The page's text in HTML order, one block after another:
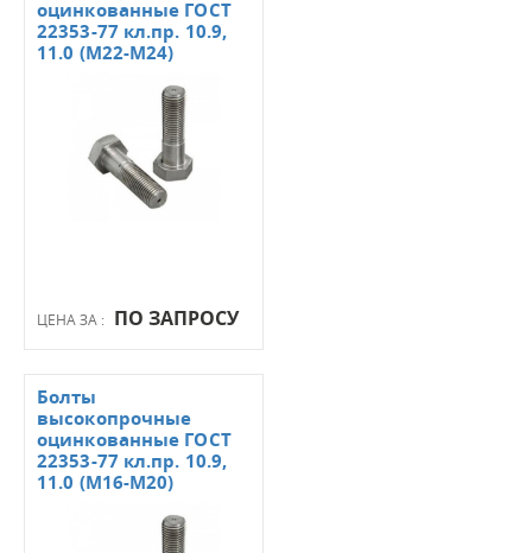
ЦЕНА ЗА : ПО ЗАПРОСУ
оцинкованные ГОСТ
22353-77 кл.пр. 10.9,
11.0 (М22-М24)
Болты
высокопрочные
оцинкованные ГОСТ
22353-77 кл.пр. 10.9,
11.0 (М16-М20)